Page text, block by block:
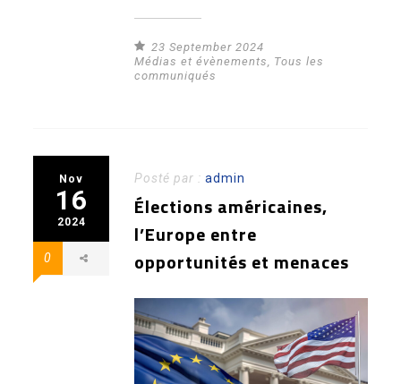
23 September 2024
Médias et évènements, Tous les
communiqués
Nov
16
2024
0
Posté par :admin
Élections américaines,
l’Europe entre
opportunités et menaces